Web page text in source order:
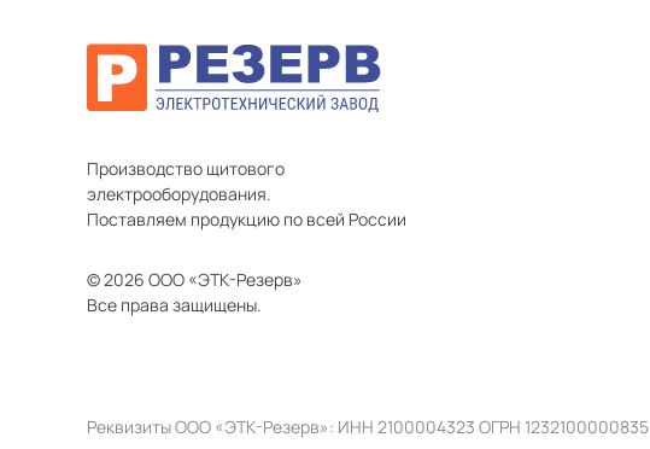
Производство щитового
электрооборудования.
Поставляем продукцию по всей России
© 2026 ООО «ЭТК-Резерв»
Все права защищены.
Реквизиты ООО «ЭТК-Резерв»: ИНН 2100004323 ОГРН 1232100000835